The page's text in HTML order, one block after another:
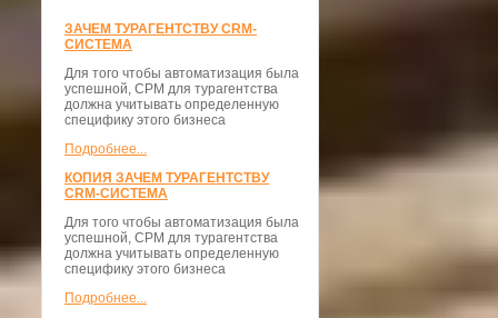
ЗАЧЕМ ТУРАГЕНТСТВУ CRM-
СИСТЕМА
Для того чтобы автоматизация была
успешной, СРМ для турагентства
должна учитывать определенную
специфику этого бизнеса
Подробнее...
КОПИЯ ЗАЧЕМ ТУРАГЕНТСТВУ
CRM-СИСТЕМА
Для того чтобы автоматизация была
успешной, СРМ для турагентства
должна учитывать определенную
специфику этого бизнеса
Подробнее...